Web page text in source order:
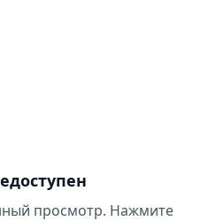
просмотр. Нажмите